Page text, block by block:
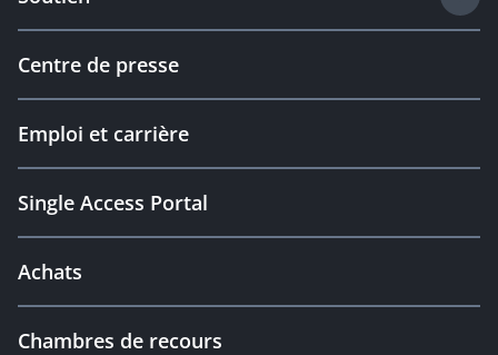
Centre de presse
Emploi et carrière
Single Access Portal
Achats
Chambres de recours